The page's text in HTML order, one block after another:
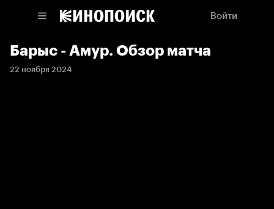
Войти
Барыс - Амур. Обзор матча
22 ноября 2024